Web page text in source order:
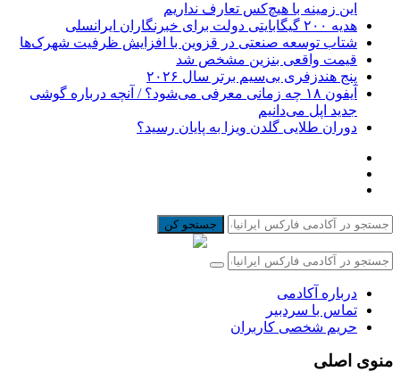
این زمینه با هیچ‌کس تعارف نداریم
هدیه ۲۰۰ گیگابایتی دولت برای خبرنگاران ایرانسلی
شتاب توسعه صنعتی در قزوین با افزایش ظرفیت شهرک‌ها
قیمت واقعی بنزین مشخص شد
پنج هندزفری بی‌سیم برتر سال ۲۰۲۶
آیفون ۱۸ چه زمانی معرفی می‌شود؟ / آنچه درباره گوشی
جدید اپل می‌دانیم
دوران طلایی گلدن ویزا به پایان رسید؟
جستجو کن
درباره آکادمی
تماس با سردبیر
حریم شخصی کاربران
منوی اصلی